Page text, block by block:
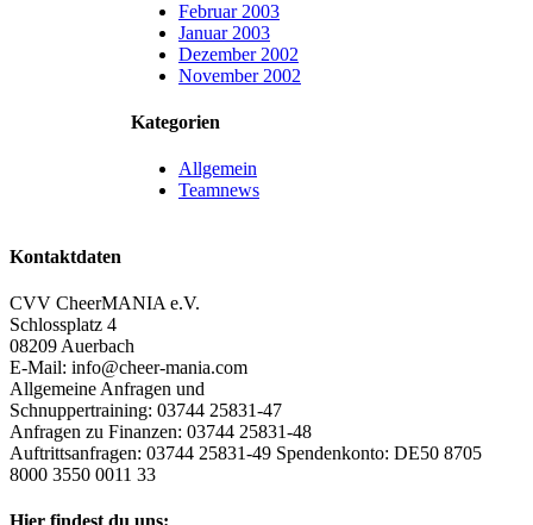
Februar 2003
Januar 2003
Dezember 2002
November 2002
Kategorien
Allgemein
Teamnews
Kontaktdaten
CVV CheerMANIA e.V.
Schlossplatz 4
08209 Auerbach
E-Mail: info@cheer-mania.com
Allgemeine Anfragen und
Schnuppertraining: 03744 25831-47
Anfragen zu Finanzen: 03744 25831-48
Auftrittsanfragen: 03744 25831-49 Spendenkonto: DE50 8705
8000 3550 0011 33
Hier findest du uns: